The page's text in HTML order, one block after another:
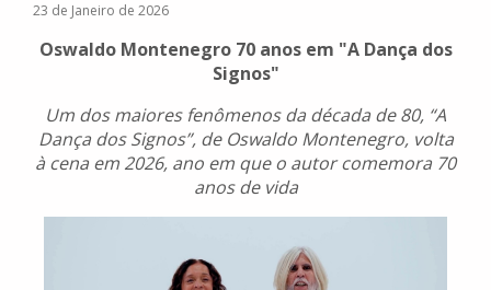
23 de Janeiro de 2026
Oswaldo Montenegro 70 anos em "A Dança dos
Signos"
Um dos maiores fenômenos da década de 80, “A
Dança dos Signos”, de Oswaldo Montenegro, volta
à cena em 2026, ano em que o autor comemora 70
anos de vida